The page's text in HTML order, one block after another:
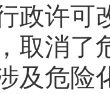
政许可
取消了
及危险